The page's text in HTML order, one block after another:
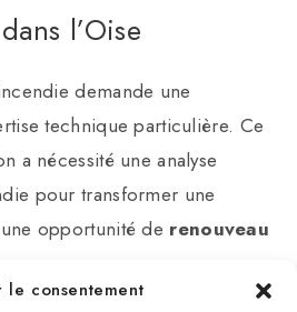
le consentement
l’Oise
demande une
technique particulière. Ce
a nécessité une analyse
pour transformer une
opportunité de renouveau